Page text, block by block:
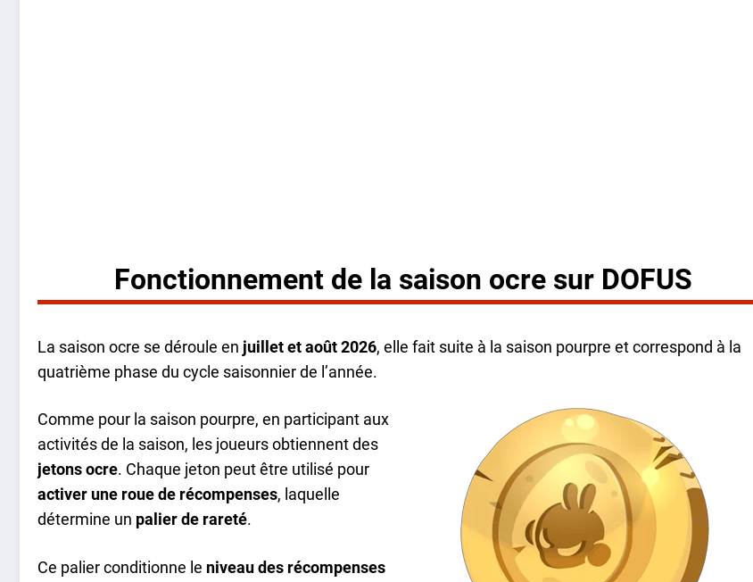
Fonctionnement de la saison ocre sur DOFUS
La saison ocre se déroule en juillet et août 2026, elle fait suite à la saison pourpre et correspond à la
quatrième phase du cycle saisonnier de l’année.
Comme pour la saison pourpre, en participant aux
activités de la saison, les joueurs obtiennent des
jetons ocre. Chaque jeton peut être utilisé pour
activer une roue de récompenses, laquelle
détermine un palier de rareté.
Ce palier conditionne le niveau des récompenses